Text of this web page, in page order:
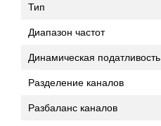
Тип
Диапазон частот
Динамическая податливость
Разделение каналов
Разбаланс каналов